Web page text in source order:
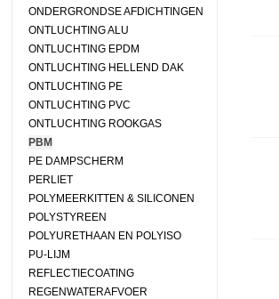
ONDERGRONDSE AFDICHTINGEN
ONTLUCHTING ALU
ONTLUCHTING EPDM
ONTLUCHTING HELLEND DAK
ONTLUCHTING PE
ONTLUCHTING PVC
ONTLUCHTING ROOKGAS
PBM
PE DAMPSCHERM
PERLIET
POLYMEERKITTEN & SILICONEN
POLYSTYREEN
POLYURETHAAN EN POLYISO
PU-LIJM
REFLECTIECOATING
REGENWATERAFVOER